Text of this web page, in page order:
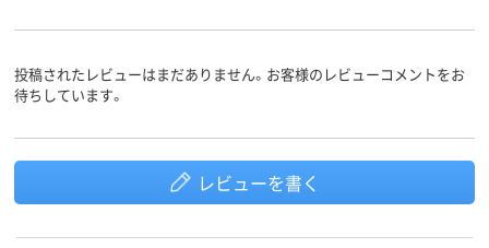
投稿されたレビューはまだありません。お客様のレビューコメントをお
待ちしています。
レビューを書く